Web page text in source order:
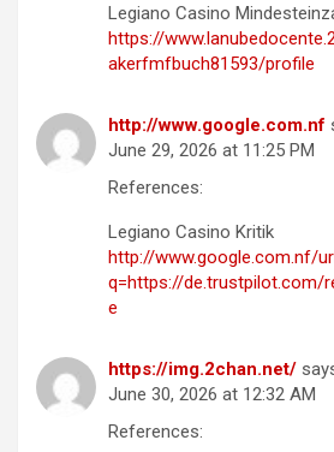
Legiano Casino
https://
akerfmfbuch81593/profile
http://www.google.com.nf
June 29, 2026 at 11:25 PM
References:
Legiano Casino Kritik
http://www.google.com.nf/
q=https://de.trustpilot.com/
e
https://img.2chan.net/
June 30, 2026 at 12:32 AM
References: